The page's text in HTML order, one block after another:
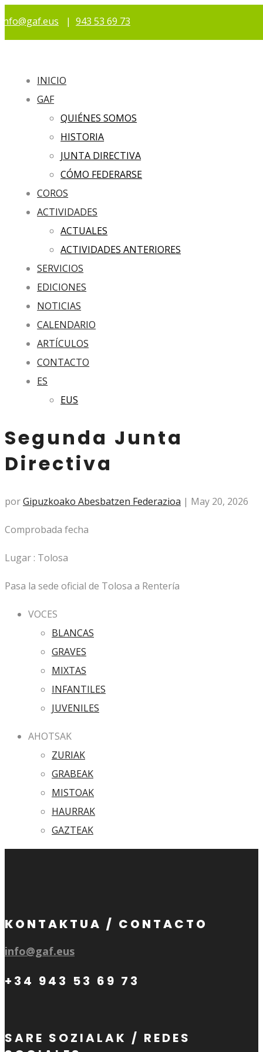
info@gaf.eus | 943 53 69 73
INICIO
GAF
QUIÉNES SOMOS
HISTORIA
JUNTA DIRECTIVA
CÓMO FEDERARSE
COROS
ACTIVIDADES
ACTUALES
ACTIVIDADES ANTERIORES
SERVICIOS
EDICIONES
NOTICIAS
CALENDARIO
ARTÍCULOS
CONTACTO
ES
EUS
Segunda Junta
Directiva
porGipuzkoako Abesbatzen Federazioa | May 20, 2026
Comprobada fecha
Lugar : Tolosa
Pasa la sede oficial de Tolosa a Rentería
VOCES
BLANCAS
GRAVES
MIXTAS
INFANTILES
JUVENILES
AHOTSAK
ZURIAK
GRABEAK
MISTOAK
HAURRAK
GAZTEAK
KONTAKTUA / CONTACTO
info@gaf.eus
+34 943 53 69 73
SARE SOZIALAK / REDES